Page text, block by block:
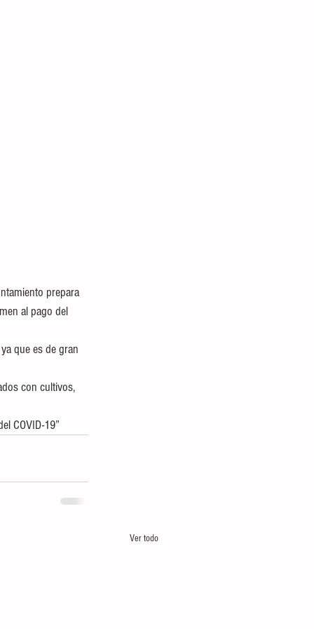
prepara
al pago del
que es de gran
con cultivos,
COVID-19”
Ver todo